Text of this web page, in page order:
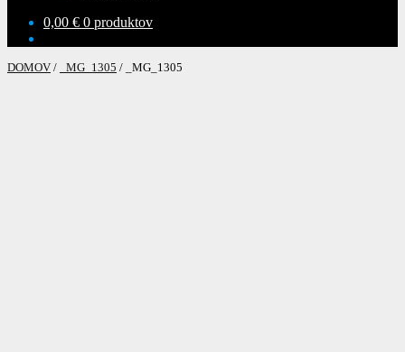
0,00 € 0 produktov
DOMOV / _MG_1305 / _MG_1305